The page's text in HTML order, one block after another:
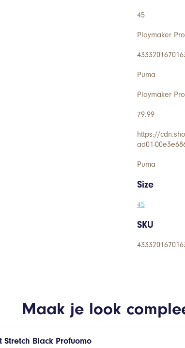
45
Playmaker
Puma
Playmaker
79.99
https://
ad01-
Puma
Size
45
SKU
Maak je look
Stretch Black Profuomo